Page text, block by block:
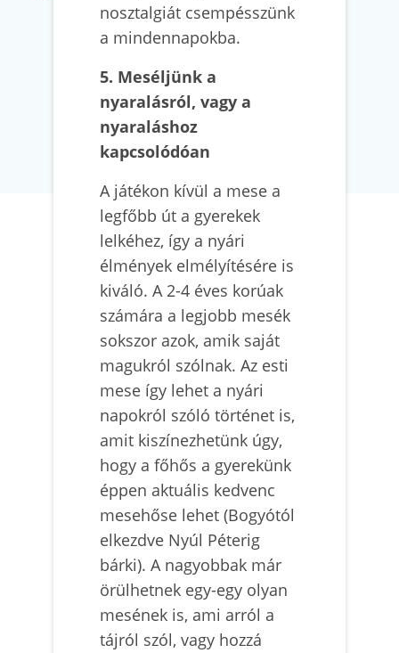
nosztalgiát csempésszünk
a mindennapokba.
5. Meséljünk a
nyaralásról, vagy a
nyaraláshoz
kapcsolódóan
A játékon kívül a mese a
legfőbb út a gyerekek
lelkéhez, így a nyári
élmények elmélyítésére is
kiváló. A 2-4 éves korúak
számára a legjobb mesék
sokszor azok, amik saját
magukról szólnak. Az esti
mese így lehet a nyári
napokról szóló történet is,
amit kiszínezhetünk úgy,
hogy a főhős a gyerekünk
éppen aktuális kedvenc
mesehőse lehet (Bogyótól
elkezdve Nyúl Péterig
bárki). A nagyobbak már
örülhetnek egy-egy olyan
mesének is, ami arról a
tájról szól, vagy hozzá